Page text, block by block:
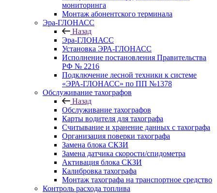
мониторинга
Монтаж абонентского терминала
Эра-ГЛОНАСС
Назад
Эра-ГЛОНАСС
Установка ЭРА-ГЛОНАСС
Исполнение постановления Правительства
РФ № 2216
Подключение лесной техники к системе
«ЭРА-ГЛОНАСС» по ПП №1378
Обслуживание тахографов
Назад
Обслуживание тахографов
Карты водителя для тахографа
Считывание и хранение данных с тахографа
Организация поверки тахографа
Замена блока СКЗИ
Замена датчика скорости/спидометра
Активация блока СКЗИ
Калибровка тахографа
Монтаж тахографа на транспортное средство
Контроль расхода топлива